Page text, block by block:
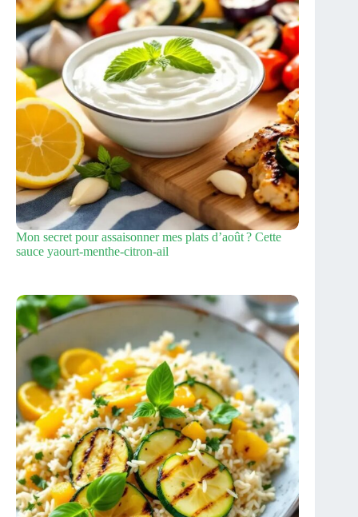
Mon secret pour assaisonner mes plats d’août ? Cette
sauce yaourt‑menthe‑citron‑ail